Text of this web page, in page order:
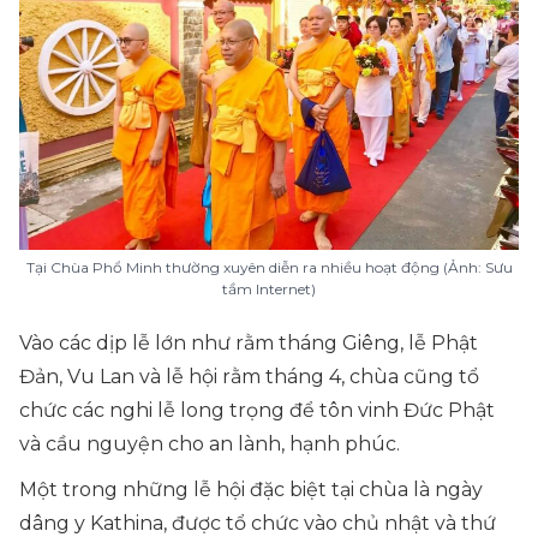
Tại Chùa Phổ Minh thường xuyên diễn ra nhiều hoạt động (Ảnh: Sưu
tầm Internet)
Vào các dịp lễ lớn như rằm tháng Giêng, lễ Phật
Đản, Vu Lan và lễ hội rằm tháng 4, chùa cũng tổ
chức các nghi lễ long trọng để tôn vinh Đức Phật
và cầu nguyện cho an lành, hạnh phúc.
Một trong những lễ hội đặc biệt tại chùa là ngày
dâng y Kathina, được tổ chức vào chủ nhật và thứ